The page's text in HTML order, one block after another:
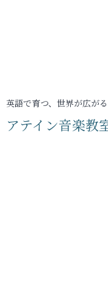
英語で育つ、世界が広がる
アテイン音楽教